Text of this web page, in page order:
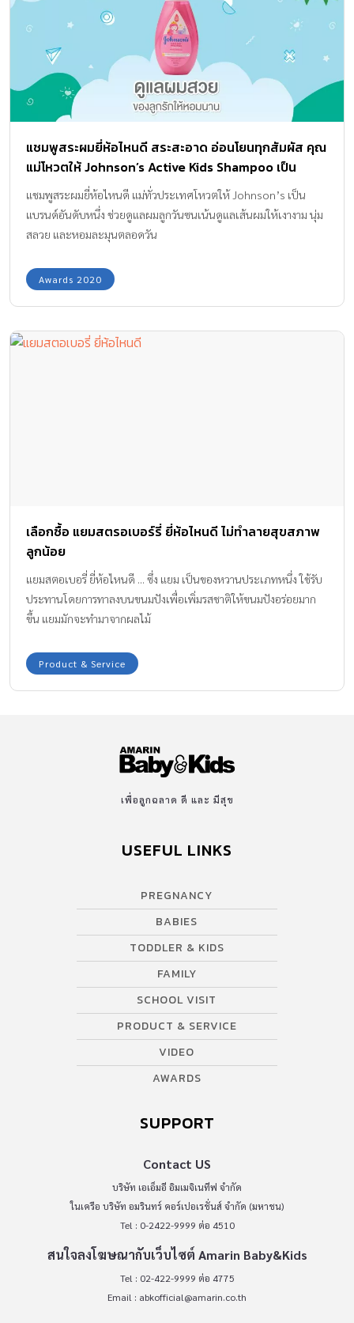
แชมพูสระผมยี่ห้อไหนดี สระสะอาด อ่อนโยนทุกสัมผัส คุณ
แม่โหวตให้ Johnson’s Active Kids Shampoo เป็น
แบรนด์อันดับหนึ่งในดวงใจ
แชมพูสระผมยี่ห้อไหนดี แม่ทั่วประเทศโหวตให้ Johnson’s เป็น
แบรนด์อันดับหนึ่ง ช่วยดูแลผมลูกวันซนเน้นดูแลเส้นผมให้เงางาม นุ่ม
สลวย และหอมละมุนตลอดวัน
Awards 2020
เลือกซื้อ แยมสตรอเบอร์รี่ ยี่ห้อไหนดี ไม่ทำลายสุขสภาพ
ลูกน้อย
แยมสตอเบอรี่ ยี่ห้อไหนดี ... ซึ่ง แยม เป็นของหวานประเภทหนึ่ง ใช้รับ
ประทานโดยการทาลงบนขนมปังเพื่อเพิ่มรสชาติให้ขนมปังอร่อยมาก
ขึ้น แยมมักจะทำมาจากผลไม้
Product & Service
เพื่อลูกฉลาด ดี และ มีสุข
USEFUL LINKS
PREGNANCY
BABIES
TODDLER & KIDS
FAMILY
SCHOOL VISIT
PRODUCT & SERVICE
VIDEO
AWARDS
SUPPORT
Contact US
บริษัท เอเอ็มอี อิมเมจิเนทีฟ จำกัด
ในเครือ บริษัท อมรินทร์ คอร์เปอเรชั่นส์ จำกัด (มหาชน)
Tel : 0-2422-9999 ต่อ 4510
สนใจลงโฆษณากับเว็บไซต์ Amarin Baby&Kids
Tel : 02-422-9999 ต่อ 4775
Email : abkofficial@amarin.co.th